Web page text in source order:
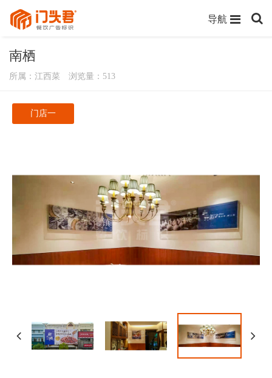
导航
南栖
所属：江西菜 浏览量： 513
门店一